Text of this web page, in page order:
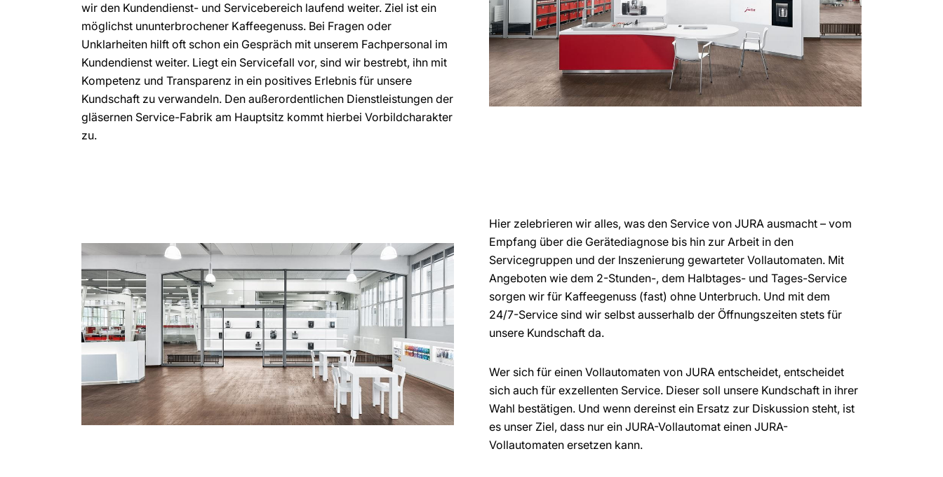
wir den Kundendienst- und Servicebereich laufend weiter. Ziel ist ein
möglichst ununterbrochener Kaffeegenuss. Bei Fragen oder
Unklarheiten hilft oft schon ein Gespräch mit unserem Fachpersonal im
Kundendienst weiter. Liegt ein Servicefall vor, sind wir bestrebt, ihn mit
Kompetenz und Transparenz in ein positives Erlebnis für unsere
Kundschaft zu verwandeln. Den außerordentlichen Dienstleistungen der
gläsernen Service-Fabrik am Hauptsitz kommt hierbei Vorbildcharakter
zu.
Hier zelebrieren wir alles, was den Service von JURA ausmacht – vom
Empfang über die Gerätediagnose bis hin zur Arbeit in den
Servicegruppen und der Inszenierung gewarteter Vollautomaten. Mit
Angeboten wie dem 2-Stunden-, dem Halbtages- und Tages-Service
sorgen wir für Kaffeegenuss (fast) ohne Unterbruch. Und mit dem
24/7-Service sind wir selbst ausserhalb der Öffnungszeiten stets für
unsere Kundschaft da.
Wer sich für einen Vollautomaten von JURA entscheidet, entscheidet
sich auch für exzellenten Service. Dieser soll unsere Kundschaft in ihrer
Wahl bestätigen. Und wenn dereinst ein Ersatz zur Diskussion steht, ist
es unser Ziel, dass nur ein JURA-Vollautomat einen JURA-
Vollautomaten ersetzen kann.